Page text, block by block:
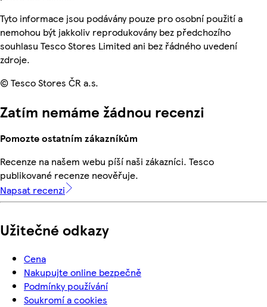
Tyto informace jsou podávány pouze pro osobní použití a
nemohou být jakkoliv reprodukovány bez předchozího
souhlasu Tesco Stores Limited ani bez řádného uvedení
zdroje.
© Tesco Stores ČR a.s.
Zatím nemáme žádnou recenzi
Pomozte ostatním zákazníkům
Recenze na našem webu píší naši zákazníci. Tesco
publikované recenze neověřuje.
Napsat recenzi
Užitečné odkazy
Cena
Nakupujte online bezpečně
Podmínky používání
Soukromí a cookies